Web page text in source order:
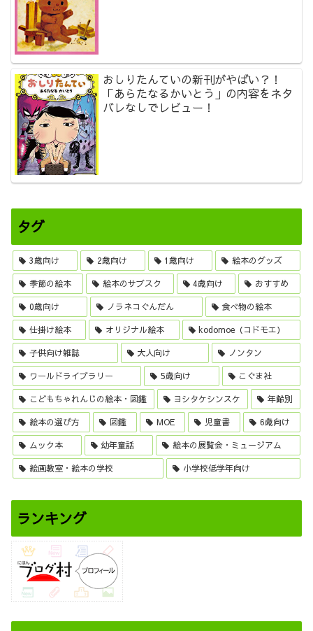
おしりたんていの新刊がやばい？！
「あらたなるかいとう」の内容をネタ
バレなしでレビュー！
タグ
3歳向け 2歳向け 1歳向け 絵本のグッズ
季節の絵本 絵本のサブスク 4歳向け おすすめ
0歳向け ノラネコぐんだん 食べ物の絵本
仕掛け絵本 オリジナル絵本 kodomoe（コドモエ）
子供向け雑誌 大人向け ノンタン
ワールドライブラリー 5歳向け こぐま社
こどもちゃれんじの絵本・図鑑 ヨシタケシンスケ 年齢別
絵本の選び方 図鑑 MOE 児童書 6歳向け
ムック本 幼年童話 絵本の展覧会・ミュージアム
絵画教室・絵本の学校 小学校低学年向け
ランキング